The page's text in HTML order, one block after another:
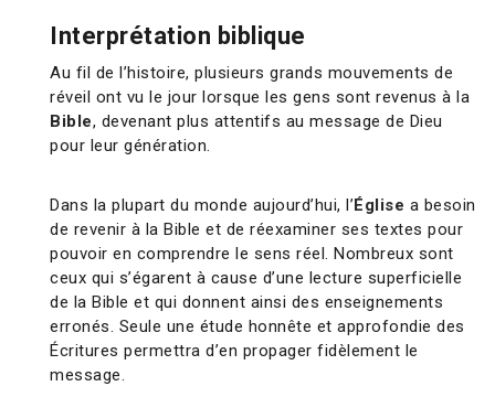
Interprétation biblique
Au fil de l’histoire, plusieurs grands mouvements de
réveil ont vu le jour lorsque les gens sont revenus à la
Bible, devenant plus attentifs au message de Dieu
pour leur génération.
Dans la plupart du monde aujourd’hui, l’Église a besoin
de revenir à la Bible et de réexaminer ses textes pour
pouvoir en comprendre le sens réel. Nombreux sont
ceux qui s’égarent à cause d’une lecture superficielle
de la Bible et qui donnent ainsi des enseignements
erronés. Seule une étude honnête et approfondie des
Écritures permettra d’en propager fidèlement le
message.